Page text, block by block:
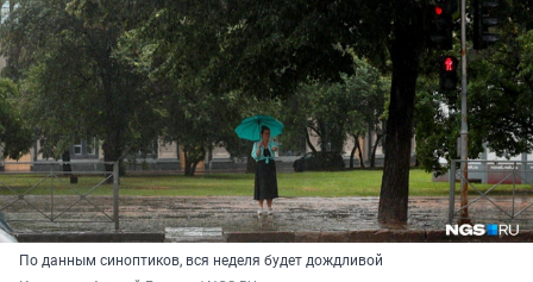
По данным синоптиков, вся неделя будет дождливой